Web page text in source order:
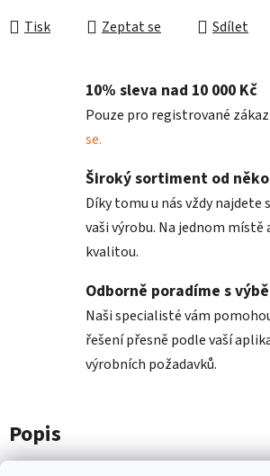
Tisk Zeptat se Sdílet
10% sleva nad 10 000 Kč
Pouze pro registrované
se.
Široký sortiment od
Díky tomu u nás vždy najdete
vaši výrobu. Na jednom místě
kvalitou.
Odborně poradíme s
Naši specialisté vám
řešení přesně podle vaší
výrobních požadavků.
Popis